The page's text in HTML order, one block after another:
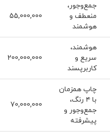
جمع‌وجور،
منعطف و
هوشمند
55,000,000
هوشمند،
سریع و
کاربرپسند
200,000,000
چاپ همزمان
با ۴ رنگ،
جمع‌وجور و
پیشرفته
70,000,000